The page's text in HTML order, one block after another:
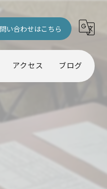
い合わせはこちら
アクセス ブログ